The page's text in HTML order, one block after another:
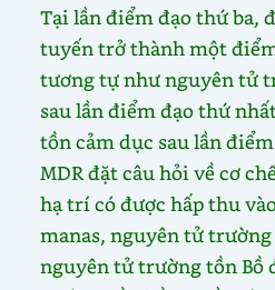
Tại lần điểm đạo thứ ba,
tuyến trở thành một
tương tự như nguyên tử
sau lần điểm đạo thứ
tồn cảm dục sau lần
MDR đặt câu hỏi về cơ
hạ trí có được hấp thu
manas, nguyên tử
nguyên tử trường tồn Bồ